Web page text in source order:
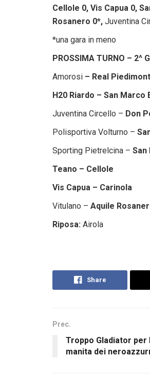
Cellole 0, Vis Capua 0,
Rosanero 0*, Juventina
*una gara in meno
PROSSIMA TURNO – 2^
Amorosi – Real
H20 Riardo – San Marco
Juventina Circello – Don
Polisportiva Volturno –
Sporting Pietrelcina – San
Teano – Cellole
Vis Capua – Carinola
Vitulano – Aquile
Riposa: Airola
Share
Prec.
Troppo Gladiator per
manita dei